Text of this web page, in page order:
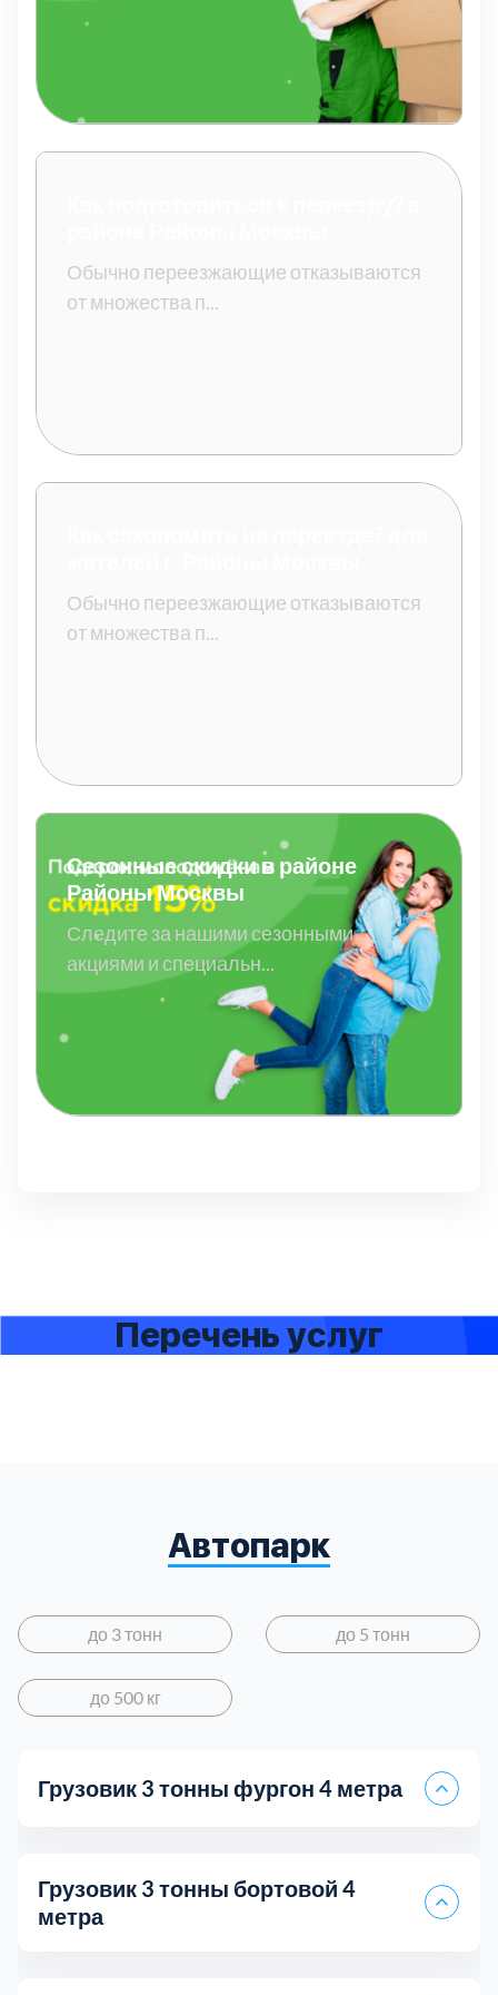
Обычно переезжающие отказываются
от множества п...
Обычно переезжающие отказываются
от множества п...
Сезонные скидки в районе
Районы Москвы
Следите за нашими сезонными
акциями и специальн...
Перечень услуг
Автопарк
до 3 тонн до 5 тонн
до 500 кг
Грузовик 3 тонны фургон 4 метра
Грузовик 3 тонны бортовой 4
метра